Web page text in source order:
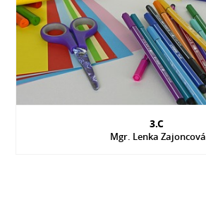
3.C
Mgr. Lenka Zajoncová